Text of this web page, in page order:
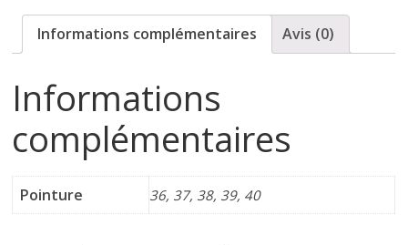
n
i
n
e
Informations complémentaires Avis (0)
Informations
complémentaires
Pointure 36, 37, 38, 39, 40